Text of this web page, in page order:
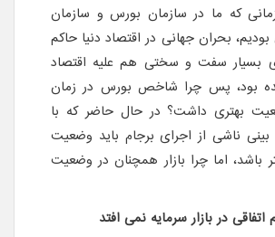
که ما در سازمان بورس و سازمان
بحران جهانی در اقتصاد دنیا حاکم
بسیار سفت و سختی هم علیه اقتصاد
بود، پس چرا شاخص بورس در زمان
بهتری داشت؟ در حال حاضر که با
ناشی از اجرای برجام باید وضعیت
باشد، اما چرا بازار همچنان در وضعیت
در بازار سرمایه نمی افتد